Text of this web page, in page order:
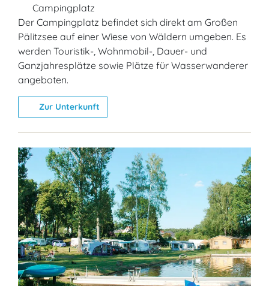
Campingplatz
Der Campingplatz befindet sich direkt am Großen
Pälitzsee auf einer Wiese von Wäldern umgeben. Es
werden Touristik-, Wohnmobil-, Dauer- und
Ganzjahresplätze sowie Plätze für Wasserwanderer
angeboten.
Zur Unterkunft